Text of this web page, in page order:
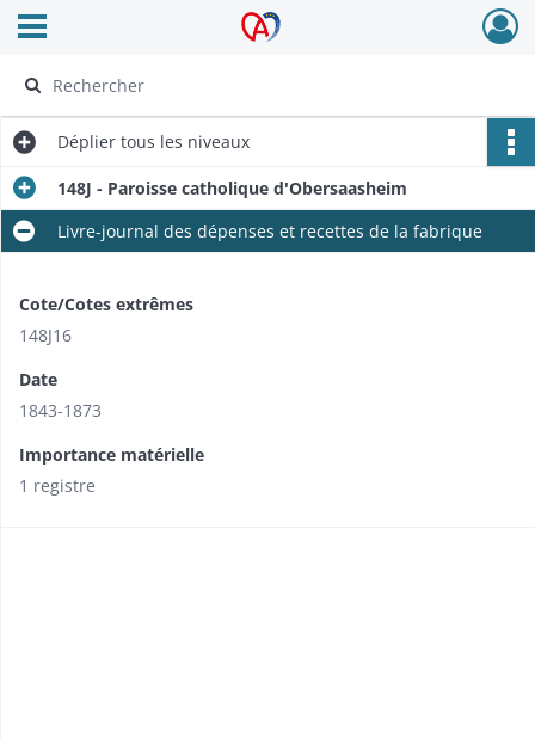
Archives Alsace - Colmar
Ouvrir le menu déroulant
Déplier tous les niveaux
148J - Paroisse catholique d'Obersaasheim
Livre-journal des dépenses et recettes de la fabrique
Cote/Cotes extrêmes
148J16
Date
1843-1873
Importance matérielle
1 registre